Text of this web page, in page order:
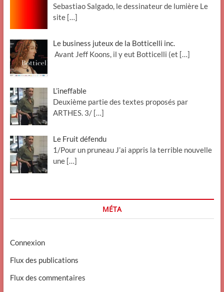
Sebastiao Salgado, le dessinateur de lumière Le
site […]
Le business juteux de la Botticelli inc.
Avant Jeff Koons, il y eut Botticelli (et […]
L’ineffable
Deuxième partie des textes proposés par
ARTHES. 3/ […]
Le Fruit défendu
1/Pour un pruneau J’ai appris la terrible nouvelle
une […]
MÉTA
Connexion
Flux des publications
Flux des commentaires